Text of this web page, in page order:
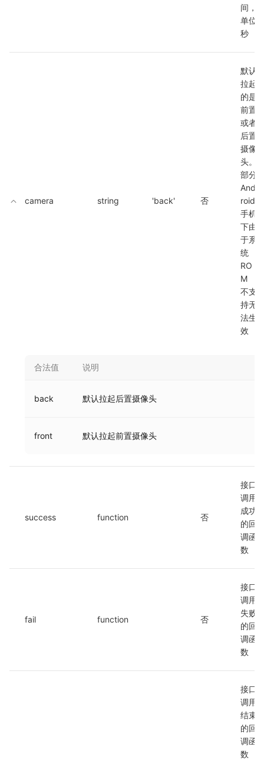
间，
单位
秒
camera string 'back' 否
默认
拉起
的是
前置
或者
后置
摄像
头。
部分
And
roid
手机
下由
于系
统
RO
M
不支
持无
法生
效
合法值 说明
back 默认拉起后置摄像头
front 默认拉起前置摄像头
success function 否
接口
调用
成功
的回
调函
数
fail function 否
接口
调用
失败
的回
调函
数
接口
调用
结束
的回
调函
数